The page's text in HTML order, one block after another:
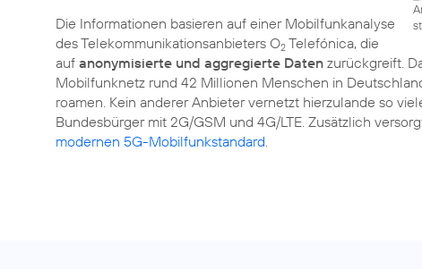
Die Informationen basieren auf einer Mobilfunkanalyse
des Telekommunikationsanbieters O2 Telefónica, die
auf anonymisierte und aggregierte Daten zurückgreift.
Mobilfunknetz rund 42 Millionen Menschen in
roamen. Kein anderer Anbieter vernetzt hierzulande so
Bundesbürger mit 2G/GSM und 4G/LTE. Zusätzlich
modernen 5G-Mobilfunkstandard